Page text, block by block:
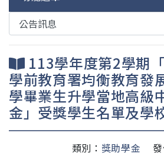
113學年度第2學期
學前教育署均衡教育發
學畢業生升學當地高級
金」受獎學生名單及學
類別： 獎助學金